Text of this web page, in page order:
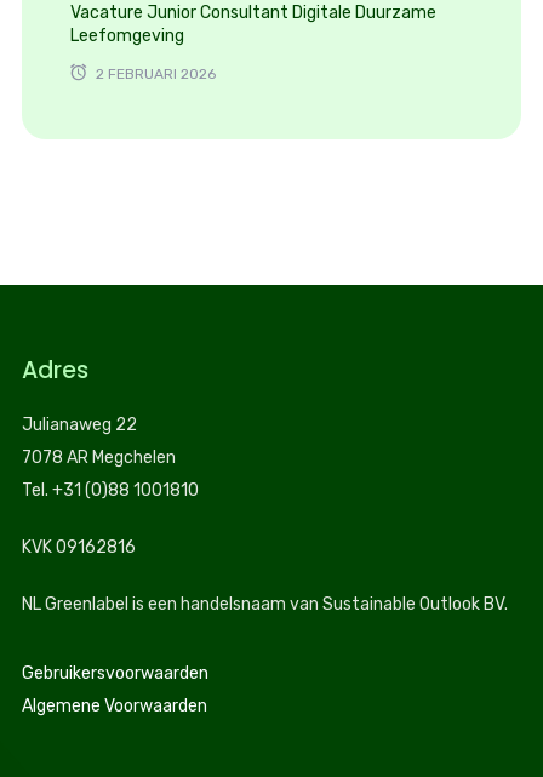
Vacature Junior Consultant Digitale Duurzame
Leefomgeving
2 FEBRUARI 2026
Adres
Julianaweg 22
7078 AR Megchelen
Tel. +31 (0)88 1001810
KVK 09162816
NL Greenlabel is een handelsnaam van Sustainable Outlook BV.
Gebruikersvoorwaarden
Algemene Voorwaarden